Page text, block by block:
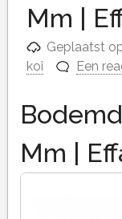
Mm |
Geplaatst
koi
Een
Mm |